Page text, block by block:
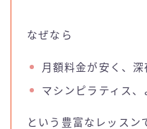
なぜなら
月額料金が安く、
マシンピラティス
という豊富なレッスン